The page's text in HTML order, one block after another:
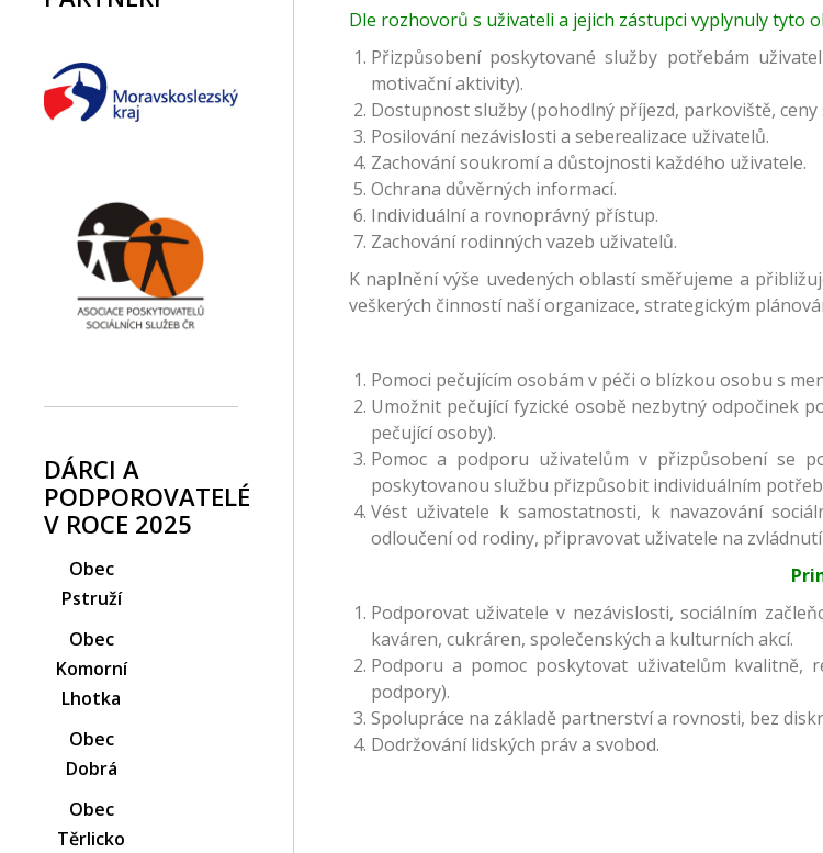
Dle rozhovorů s uživateli a jejich zástupci vyplynuly tyto
Přizpůsobení poskytované služby potřebám
motivační aktivity).
Dostupnost služby (pohodlný příjezd, parkoviště, ceny
Posilování nezávislosti a seberealizace uživatelů.
Zachování soukromí a důstojnosti každého uživatele.
Ochrana důvěrných informací.
Individuální a rovnoprávný přístup.
Zachování rodinných vazeb uživatelů.
K naplnění výše uvedených oblastí směřujeme a
veškerých činností naší organizace, strategickým
Pomoci pečujícím osobám v péči o blízkou osobu s
Umožnit pečující fyzické osobě nezbytný odpočinek
pečující osoby).
Pomoc a podporu uživatelům v přizpůsobení se
poskytovanou službu přizpůsobit individuálním
Vést uživatele k samostatnosti, k navazování
odloučení od rodiny, připravovat uživatele na
Podporovat uživatele v nezávislosti, sociálním
kaváren, cukráren, společenských a kulturních akcí.
Podporu a pomoc poskytovat uživatelům kvalitně,
podpory).
Spolupráce na základě partnerství a rovnosti, bez
Dodržování lidských práv a svobod.
DÁRCI A
PODPOROVATELÉ
V ROCE 2025
Obec
Pstruží
Obec
Komorní
Lhotka
Obec
Dobrá
Obec
Těrlicko